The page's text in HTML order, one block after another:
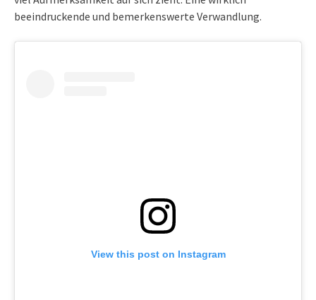
beeindruckende und bemerkenswerte Verwandlung.
View this post on Instagram